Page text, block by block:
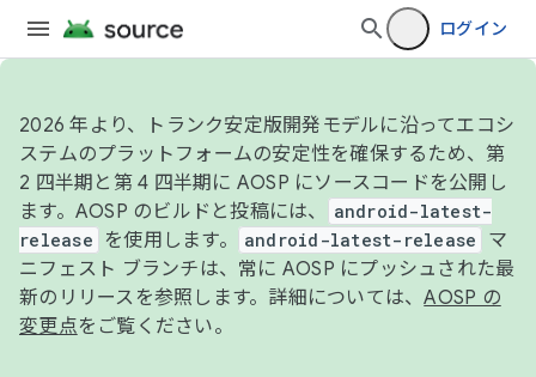
ログイン
2026 年より、トランク安定版開発モデルに沿ってエコシ
ステムのプラットフォームの安定性を確保するため、第
2 四半期と第 4 四半期に AOSP にソースコードを公開し
ます。AOSP のビルドと投稿には、
android-latest-
release
を使用します。 android-latest-release
マ
ニフェスト ブランチは、常に AOSP にプッシュされた最
新のリリースを参照します。詳細については、AOSP の
変更点をご覧ください。